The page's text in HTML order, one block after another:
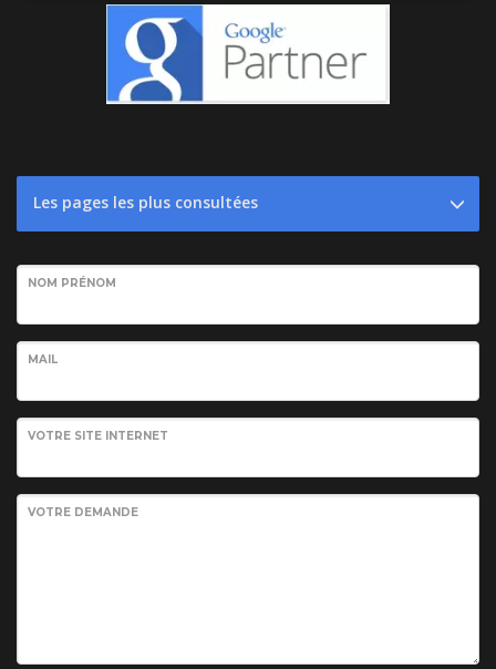
Les pages les plus consultées
NOM PRÉNOM
MAIL
VOTRE SITE INTERNET
VOTRE DEMANDE